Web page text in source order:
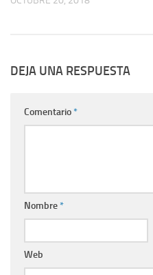
DEJA UNA RESPUESTA
Comentario*
Nombre*
Web